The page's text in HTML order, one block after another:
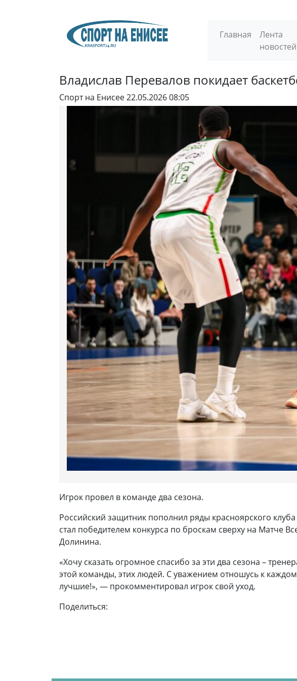
Главная
Лента
новостей
Владислав Перевалов покидает
Спорт на Енисее22.05.2026 08:05
Игрок провел в команде два сезона.
Российский защитник пополнил ряды красноярского
стал победителем конкурса по броскам сверху на Матче
Долинина.
«Хочу сказать огромное спасибо за эти два сезона –
этой команды, этих людей. С уважением отношусь к
лучшие!», — прокомментировал игрок свой уход.
Поделиться: